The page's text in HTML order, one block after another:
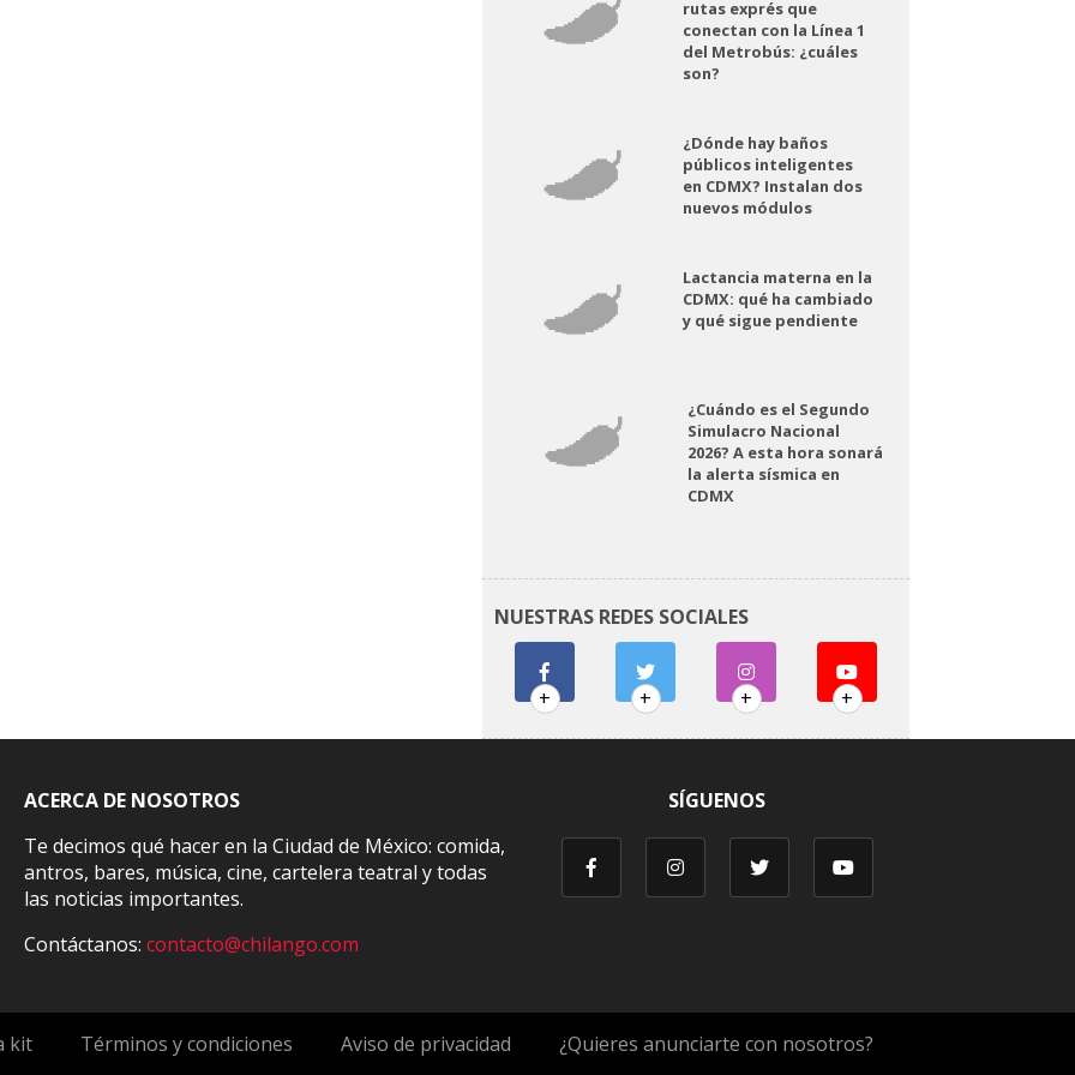
rutas exprés que
conectan con la Línea 1
del Metrobús: ¿cuáles
son?
¿Dónde hay baños
públicos inteligentes
en CDMX? Instalan dos
nuevos módulos
Lactancia materna en la
CDMX: qué ha cambiado
y qué sigue pendiente
¿Cuándo es el Segundo
Simulacro Nacional
2026? A esta hora sonará
la alerta sísmica en
CDMX
NUESTRAS REDES SOCIALES
+ + + +
ACERCA DE NOSOTROS
Te decimos qué hacer en la Ciudad de México: comida,
antros, bares, música, cine, cartelera teatral y todas
las noticias importantes.
Contáctanos:contacto@chilango.com
SÍGUENOS
kit Términos y condiciones Aviso de privacidad ¿Quieres anunciarte con nosotros?